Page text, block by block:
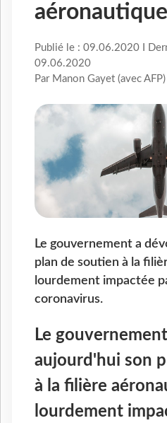
Publié le : 09.06.2020 I
09.06.2020
Par Manon Gayet (avec AFP)
Le gouvernement a
plan de soutien à la
lourdement impactée
coronavirus.
Le
aujourd'hui son
à la filière
lourdement